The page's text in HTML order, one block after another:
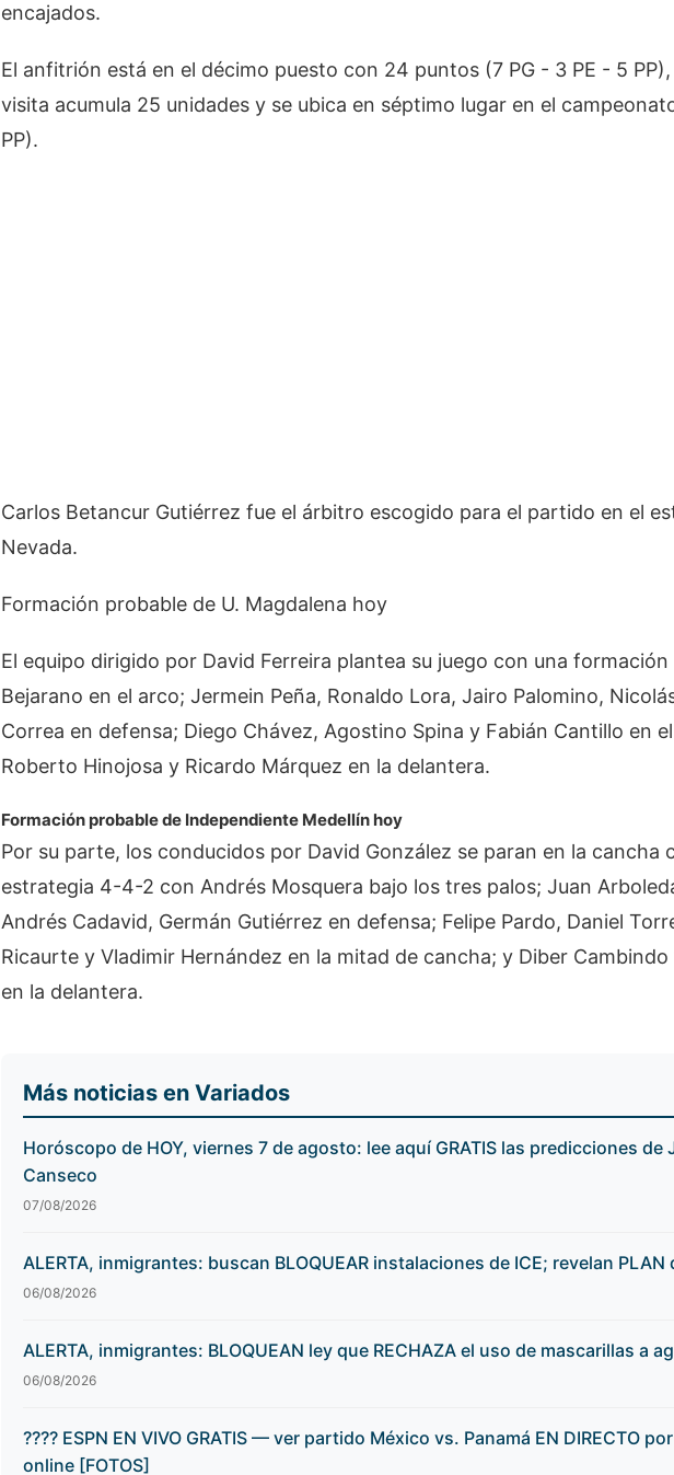
encajados.
El anfitrión está en el décimo puesto con 24 puntos (7 PG - 3 PE - 5
visita acumula 25 unidades y se ubica en séptimo lugar en el
PP).
Carlos Betancur Gutiérrez fue el árbitro escogido para el partido en el
Nevada.
Formación probable de U. Magdalena hoy
El equipo dirigido por David Ferreira plantea su juego con una
Bejarano en el arco; Jermein Peña, Ronaldo Lora, Jairo Palomino,
Correa en defensa; Diego Chávez, Agostino Spina y Fabián Cantillo en
Roberto Hinojosa y Ricardo Márquez en la delantera.
Formación probable de Independiente Medellín hoy
Por su parte, los conducidos por David González se paran en la cancha
estrategia 4-4-2 con Andrés Mosquera bajo los tres palos; Juan
Andrés Cadavid, Germán Gutiérrez en defensa; Felipe Pardo, Daniel
Ricaurte y Vladimir Hernández en la mitad de cancha; y Diber
en la delantera.
Más noticias en Variados
Horóscopo de HOY, viernes 7 de agosto: lee aquí GRATIS las predicciones de
Canseco
07/08/2026
ALERTA, inmigrantes: buscan BLOQUEAR instalaciones de ICE; revelan
06/08/2026
ALERTA, inmigrantes: BLOQUEAN ley que RECHAZA el uso de mascarillas a
06/08/2026
???? ESPN EN VIVO GRATIS — ver partido México vs. Panamá EN DIRECTO
online [FOTOS]